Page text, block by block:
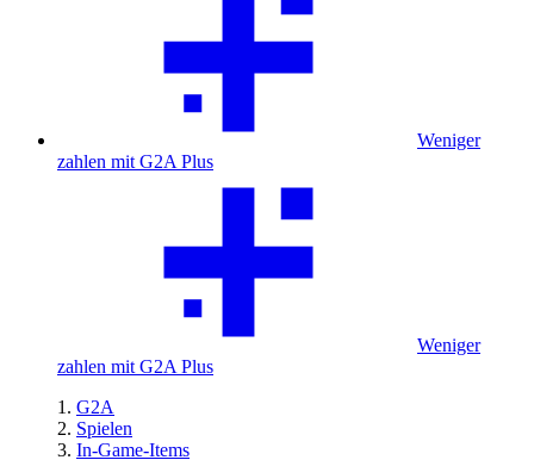
Weniger
zahlen mit G2A Plus
Weniger
zahlen mit G2A Plus
G2A
Spielen
In-Game-Items